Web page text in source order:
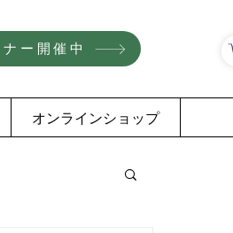
ー開催中
オンラインショップ